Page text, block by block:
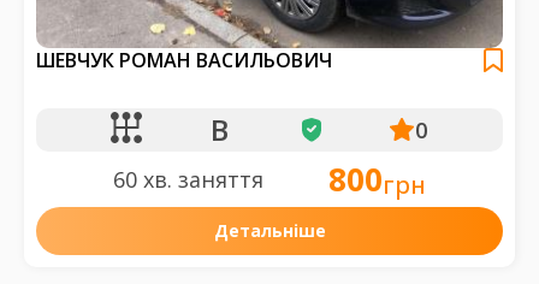
ШЕВЧУК РОМАН ВАСИЛЬОВИЧ
B
0
60 хв. заняття
800грн
Детальніше